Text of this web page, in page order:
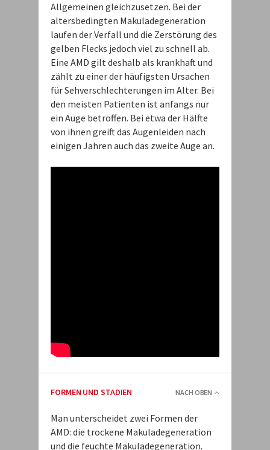
Allgemeinen gleichzusetzen. Bei der
altersbedingten Makuladegeneration
laufen der Verfall und die Zerstörung des
gelben Flecks jedoch viel zu schnell ab.
Eine AMD gilt deshalb als krankhaft und
zählt zu einer der häufigsten Ursachen
für Sehverschlechterungen im Alter. Bei
den meisten Patienten ist anfangs nur
ein Auge betroffen. Bei etwa der Hälfte
von ihnen greift das Augenleiden nach
einigen Jahren auch das zweite Auge an.
FORMEN UND STADIEN NACH OBEN
Man unterscheidet zwei Formen der
AMD: die trockene Makuladegeneration
und die feuchte Makuladegeneration.